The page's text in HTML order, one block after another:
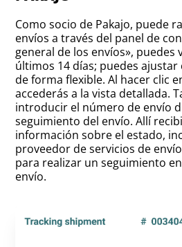
Como socio de Pakajo, puede
envíos a través del panel de
general de los envíos», puedes
últimos 14 días; puedes
de forma flexible. Al hacer clic
accederás a la vista detallada.
introducir el número de envío
seguimiento del envío. Allí
información sobre el estado,
proveedor de servicios de
para realizar un seguimiento
envío.